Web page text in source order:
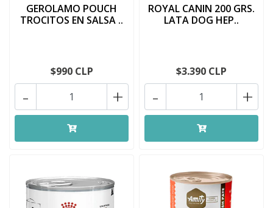
GEROLAMO POUCH
TROCITOS EN SALSA ..
$990 CLP
+
-
ROYAL CANIN 200 GRS.
LATA DOG HEP..
$3.390 CLP
+
-